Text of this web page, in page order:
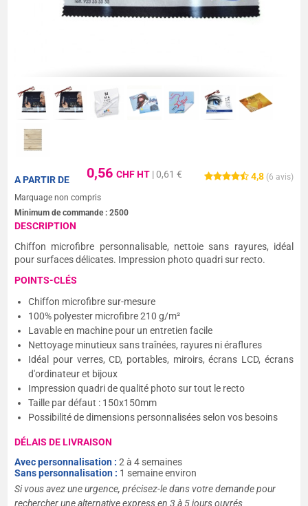
4,8 (6 avis)
0,56CHF HT | 0,61 €
A PARTIR DE
Marquage non compris
Minimum de commande :2500
DESCRIPTION
Chiffon microfibre personnalisable, nettoie sans rayures, idéal
pour surfaces délicates. Impression photo quadri sur recto.
POINTS-CLÉS
Chiffon microfibre sur-mesure
100% polyester microfibre 210 g/m²
Lavable en machine pour un entretien facile
Nettoyage minutieux sans traînées, rayures ni éraflures
Idéal pour verres, CD, portables, miroirs, écrans LCD, écrans
d'ordinateur et bijoux
Impression quadri de qualité photo sur tout le recto
Taille par défaut : 150x150mm
Possibilité de dimensions personnalisées selon vos besoins
DÉLAIS DE LIVRAISON
Avec personnalisation :2 à 4 semaines
Sans personnalisation : 1 semaine environ
Si vous avez une urgence, précisez-le dans votre demande pour
rechercher une alternative express en 3 à 5 jours ouvrés